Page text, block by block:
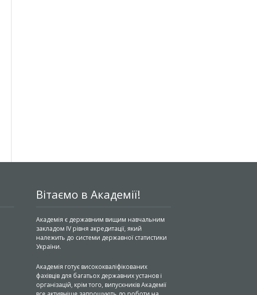
Вітаємо в Академії!
Академія є державним вищим навчальним
закладом IV рівня акредитації, який
належить до системи державної статистики
України.
Академія готує висококваліфікованих
фахівців для багатьох державних установ і
організацій, крім того, випускників Академії